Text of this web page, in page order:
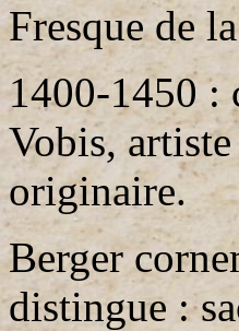
Fresque de
1400-1450 :
Vobis,
originaire.
Berger
distingue :